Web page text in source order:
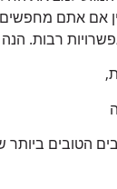
אם אתם מחפשים
רבות. הנה
הטובים ביותר